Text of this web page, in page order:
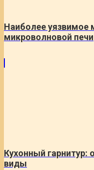
Наиболее
микроволновой печи
Кухонный гарнитур:
виды